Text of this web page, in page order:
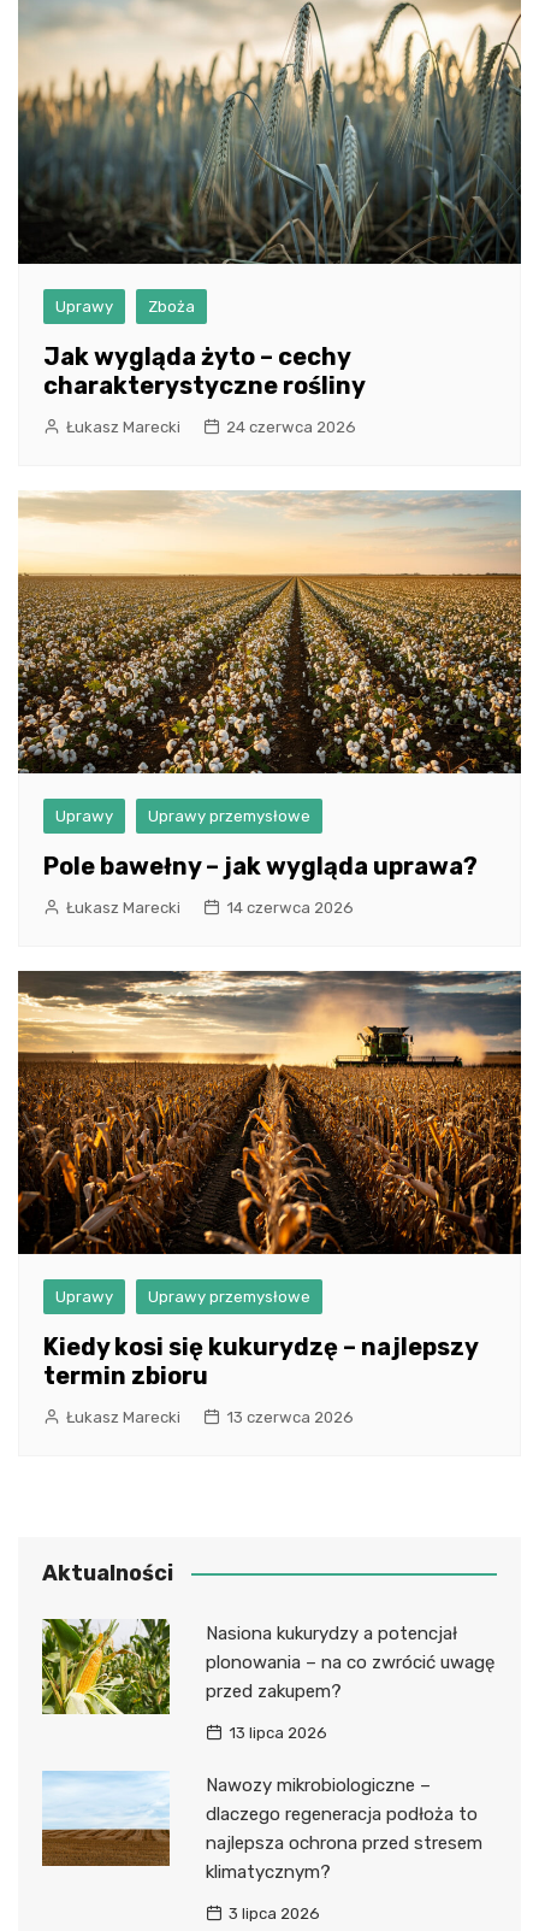
Uprawy Zboża
Jak wygląda żyto – cechy
charakterystyczne rośliny
Łukasz Marecki 24 czerwca 2026
Uprawy Uprawy przemysłowe
Pole bawełny – jak wygląda uprawa?
Łukasz Marecki 14 czerwca 2026
Uprawy Uprawy przemysłowe
Kiedy kosi się kukurydzę – najlepszy
termin zbioru
Łukasz Marecki 13 czerwca 2026
Aktualności
Nasiona kukurydzy a potencjał
plonowania – na co zwrócić uwagę
przed zakupem?
13 lipca 2026
Nawozy mikrobiologiczne –
dlaczego regeneracja podłoża to
najlepsza ochrona przed stresem
klimatycznym?
3 lipca 2026